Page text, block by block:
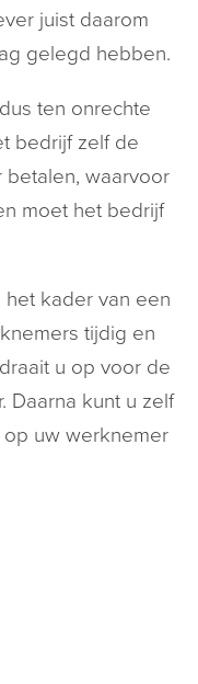
juist daarom
gelegd hebben.
ten onrechte
bedrijf zelf de
waarvoor
moet het bedrijf
kader van een
tijdig en
u op voor de
Daarna kunt u zelf
uw werknemer